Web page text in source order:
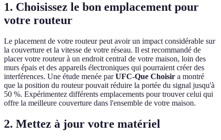
1. Choisissez le bon emplacement pour
votre routeur
Le placement de votre routeur peut avoir un impact considérable sur
la couverture et la vitesse de votre réseau. Il est recommandé de
placer votre routeur à un endroit central de votre maison, loin des
murs épais et des appareils électroniques qui pourraient créer des
interférences. Une étude menée parUFC-Que Choisir a montré
que la position du routeur pouvait réduire la portée du signal jusqu'à
50 %. Expérimentez différents emplacements pour trouver celui qui
offre la meilleure couverture dans l'ensemble de votre maison.
2. Mettez à jour votre matériel